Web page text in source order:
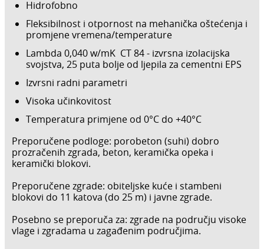
Hidrofobno
Fleksibilnost i otpornost na mehanička oštećenja i
promjene vremena/temperature
Lambda 0,040 w/mK CT 84 - izvrsna izolacijska
svojstva, 25 puta bolje od ljepila za cementni EPS
Izvrsni radni parametri
Visoka učinkovitost
Temperatura primjene od 0°C do +40°C
Preporučene podloge: porobeton (suhi) dobro
prozračenih zgrada, beton, keramička opeka i
keramički blokovi.
Preporučene zgrade: obiteljske kuće i stambeni
blokovi do 11 katova (do 25 m) i javne zgrade.
Posebno se preporuča za: zgrade na području visoke
vlage i zgradama u zagađenim područjima.